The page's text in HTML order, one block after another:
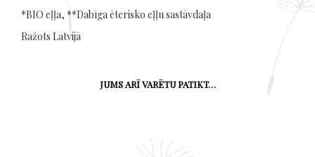
*BIO eļļa, **Dabīga ēterisko eļļu sastāvdaļa
Ražots Latvijā
JUMS ARĪ VARĒTU PATIKT…